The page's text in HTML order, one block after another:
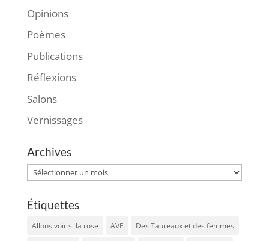
Opinions
Poèmes
Publications
Réflexions
Salons
Vernissages
Archives
Archives
Étiquettes
Allons voir si la rose AVE Des Taureaux et des femmes